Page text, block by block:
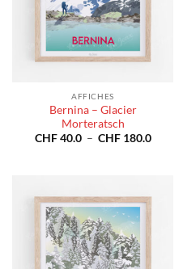
AFFICHES
Bernina – Glacier
Morteratsch
CHF40.0 – CHF180.0Plage